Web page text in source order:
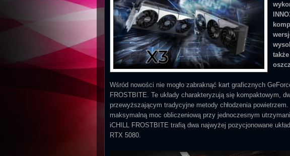
Wśród nowości nie mogło zabraknąć kart graficznych
FROSTBITE. Te układy charakteryzują się kompaktowym,
przewyższającym tradycyjne metody chłodzenia
maksymalną moc obliczeniową przy jednoczesnym
iCHILL FROSTBITE trafią dwa najwyżej pozycjonowane
RTX 5080.